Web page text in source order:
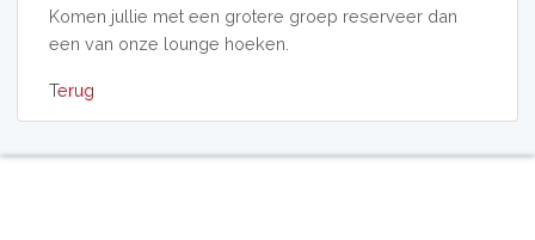
Komen jullie met een grotere groep reserveer dan
een van onze lounge hoeken.
Terug